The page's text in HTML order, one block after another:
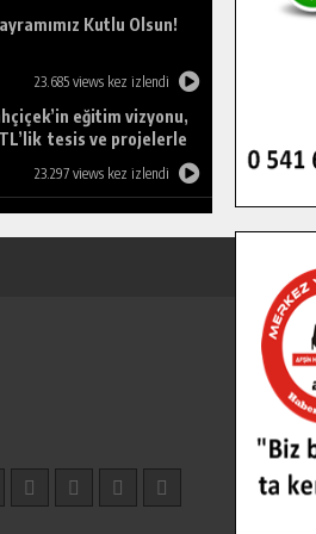
Kutlu Olsun!
23.685 views kez izlendi
eğitim vizyonu,
tesis ve projelerle
23.297 views kez izlendi